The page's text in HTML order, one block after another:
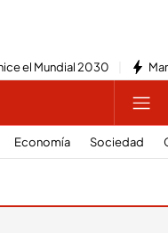
el Mundial 2030
Economía Sociedad